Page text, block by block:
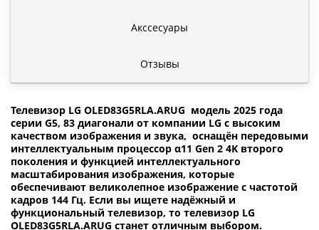
Акссесуары
Отзывы
Телевизор LG OLED83G5RLA.ARUG модель 2025 года
серии G5, 83 диагонали от компании LG с высоким
качеством изображения и звука, оснащён передовыми
интеллектуальным процессор α11 Gen 2 4K второго
поколения и функцией интеллектуального
масштабирования изображения, которые
обеспечивают великолепное изображение с частотой
кадров 144 Гц. Если вы ищете надёжный и
функциональный телевизор, то телевизор LG
OLED83G5RLA.ARUG станет отличным выбором.